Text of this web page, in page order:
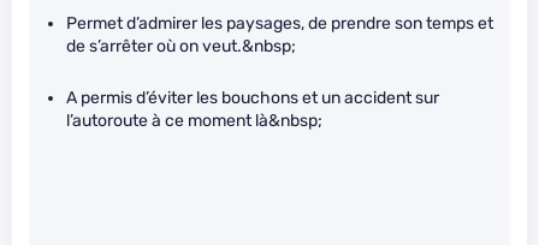
Permet d’admirer les paysages, de prendre son temps et
de s’arrêter où on veut.&nbsp;
A permis d’éviter les bouchons et un accident sur
l’autoroute à ce moment là&nbsp;